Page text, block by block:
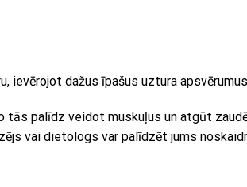
ievērojot dažus īpašus uztura
tās palīdz veidot muskuļus un atgūt
vai dietologs var palīdzēt jums